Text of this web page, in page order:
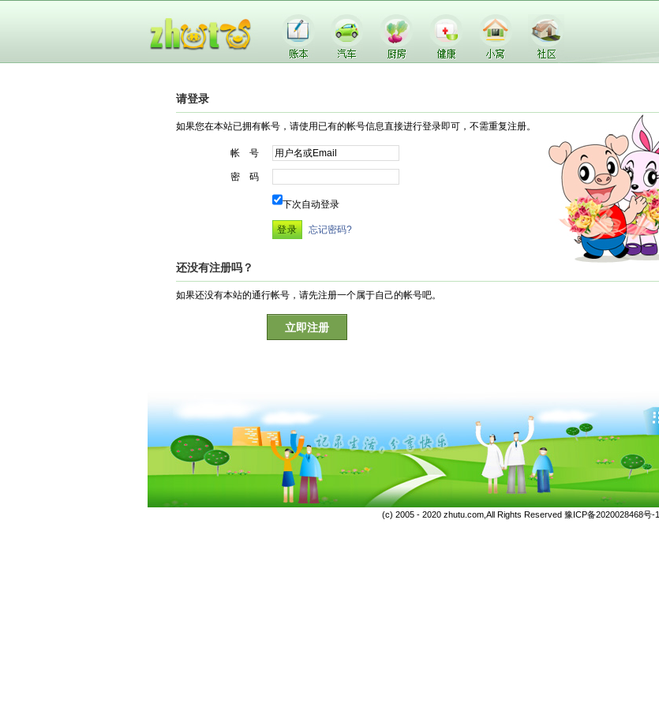
请登录
如果您在本站已拥有帐号，请使用已有的帐号信息直接进行登录即可，不需重复注册。
帐 号
密 码
下次自动登录
忘记密码?
还没有注册吗？
如果还没有本站的通行帐号，请先注册一个属于自己的帐号吧。
立即注册
(c) 2005 - 2020 zhutu.com,All Rights Reserved 豫ICP备2020028468号-1